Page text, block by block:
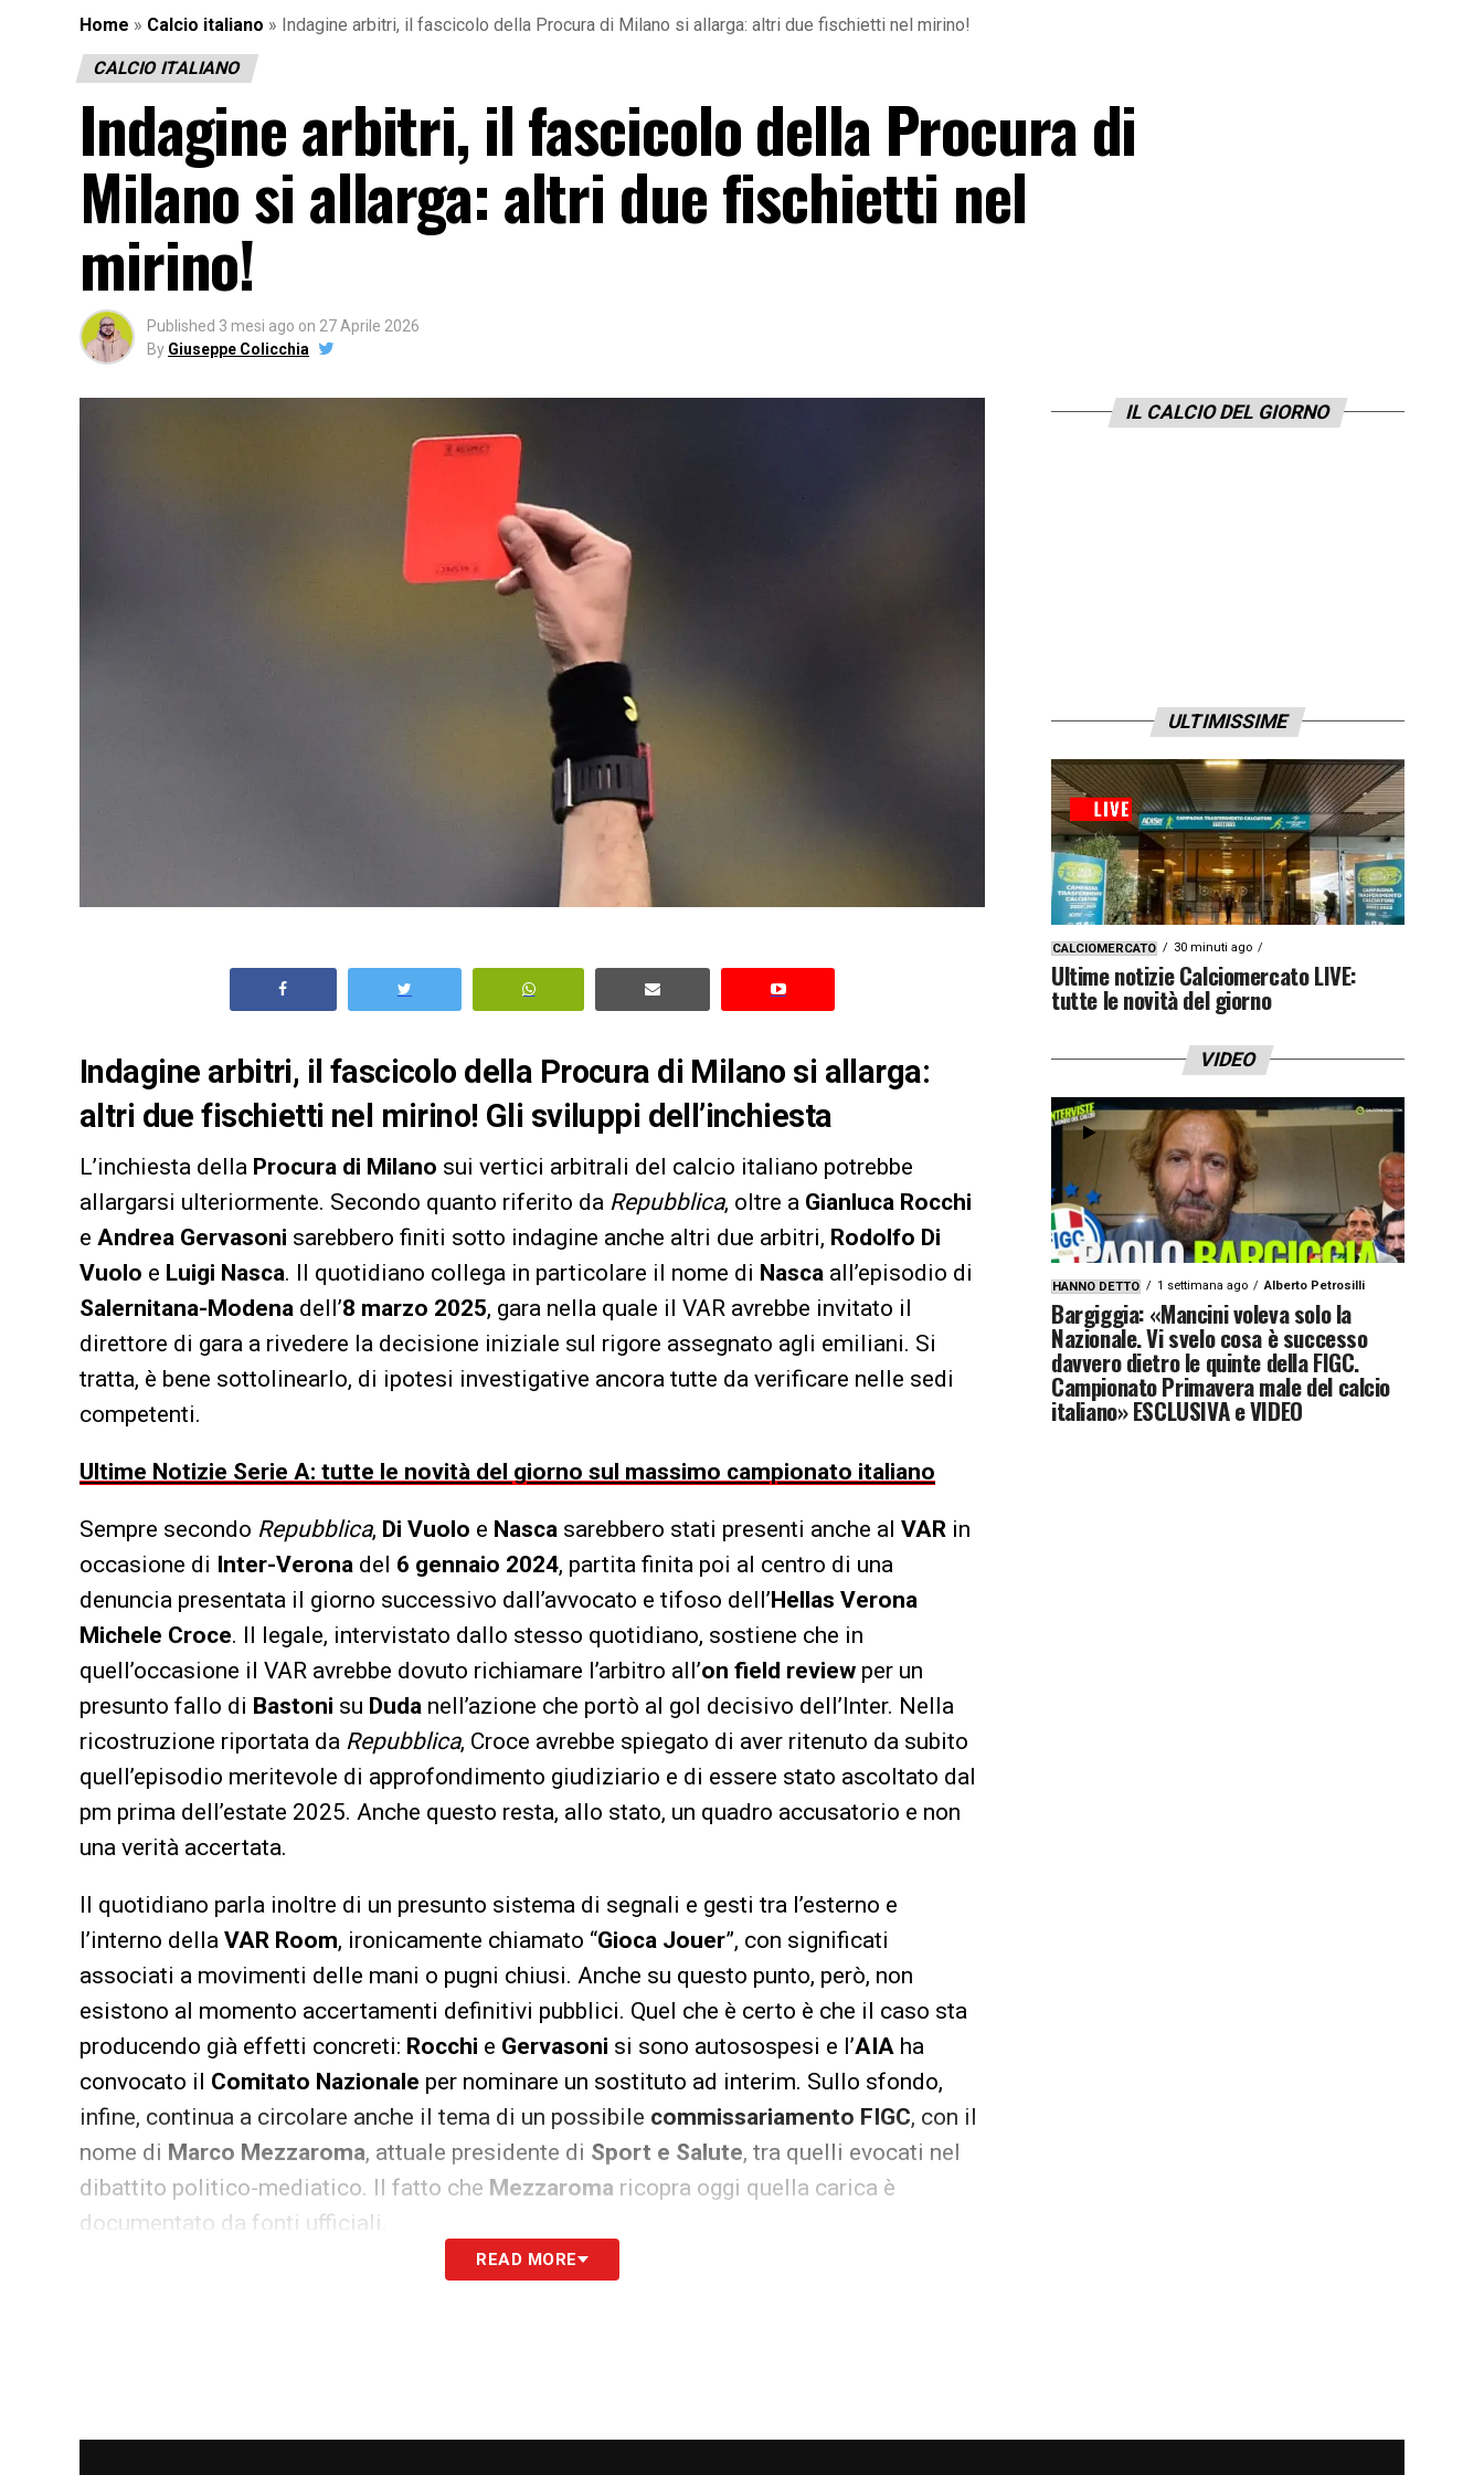
Home » Calcio italiano » Indagine arbitri, il fascicolo della Procura di Milano si allarga: altri due fischietti nel mirino!
CALCIO ITALIANO
Indagine arbitri, il fascicolo della Procura di
Milano si allarga: altri due fischietti nel
mirino!
Published 3 mesi ago on 27 Aprile 2026
By Giuseppe Colicchia
Indagine arbitri, il fascicolo della Procura di Milano si allarga:
altri due fischietti nel mirino! Gli sviluppi dell’inchiesta
L’inchiesta della Procura di Milano sui vertici arbitrali del calcio italiano potrebbe
allargarsi ulteriormente. Secondo quanto riferito da Repubblica, oltre a Gianluca Rocchi
e Andrea Gervasoni sarebbero finiti sotto indagine anche altri due arbitri, Rodolfo Di
Vuolo e Luigi Nasca. Il quotidiano collega in particolare il nome di Nasca all’episodio di
Salernitana-Modena dell’8 marzo 2025, gara nella quale il VAR avrebbe invitato il
direttore di gara a rivedere la decisione iniziale sul rigore assegnato agli emiliani. Si
tratta, è bene sottolinearlo, di ipotesi investigative ancora tutte da verificare nelle sedi
competenti.
Ultime Notizie Serie A: tutte le novità del giorno sul massimo campionato italiano
Sempre secondo Repubblica, Di Vuolo e Nasca sarebbero stati presenti anche al VAR in
occasione di Inter-Verona del 6 gennaio 2024, partita finita poi al centro di una
denuncia presentata il giorno successivo dall’avvocato e tifoso dell’Hellas Verona
Michele Croce. Il legale, intervistato dallo stesso quotidiano, sostiene che in
quell’occasione il VAR avrebbe dovuto richiamare l’arbitro all’on field review per un
presunto fallo di Bastoni su Duda nell’azione che portò al gol decisivo dell’Inter. Nella
ricostruzione riportata da Repubblica, Croce avrebbe spiegato di aver ritenuto da subito
quell’episodio meritevole di approfondimento giudiziario e di essere stato ascoltato dal
pm prima dell’estate 2025. Anche questo resta, allo stato, un quadro accusatorio e non
una verità accertata.
Il quotidiano parla inoltre di un presunto sistema di segnali e gesti tra l’esterno e
l’interno della VAR Room, ironicamente chiamato “Gioca Jouer”, con significati
associati a movimenti delle mani o pugni chiusi. Anche su questo punto, però, non
esistono al momento accertamenti definitivi pubblici. Quel che è certo è che il caso sta
producendo già effetti concreti: Rocchi e Gervasoni si sono autosospesi e l’AIA ha
convocato il Comitato Nazionale per nominare un sostituto ad interim. Sullo sfondo,
infine, continua a circolare anche il tema di un possibile commissariamento FIGC, con il
nome di Marco Mezzaroma, attuale presidente di Sport e Salute, tra quelli evocati nel
dibattito politico-mediatico. Il fatto che Mezzaroma ricopra oggi quella carica è
documentato da fonti ufficiali.
READ MORE
IL CALCIO DEL GIORNO
ULTIMISSIME
CALCIOMERCATO 30 minuti ago
Ultime notizie Calciomercato LIVE:
tutte le novità del giorno
VIDEO
HANNO DETTO 1 settimana ago Alberto Petrosilli
Bargiggia: «Mancini voleva solo la
Nazionale. Vi svelo cosa è successo
davvero dietro le quinte della FIGC.
Campionato Primavera male del calcio
italiano» ESCLUSIVA e VIDEO